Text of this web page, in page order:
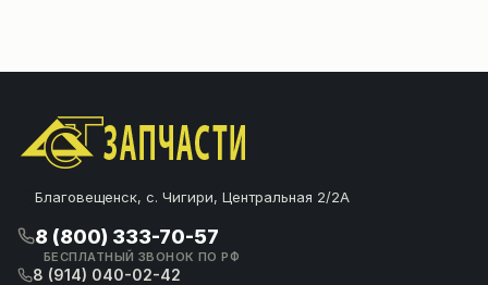
Благовещенск, с. Чигири, Центральная 2/2А
8 (800) 333-70-57
БЕСПЛАТНЫЙ ЗВОНОК ПО РФ
8 (914) 040-02-42